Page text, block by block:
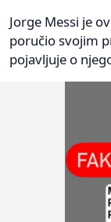
Jorge Messi je
poručio svojim
pojavljuje o